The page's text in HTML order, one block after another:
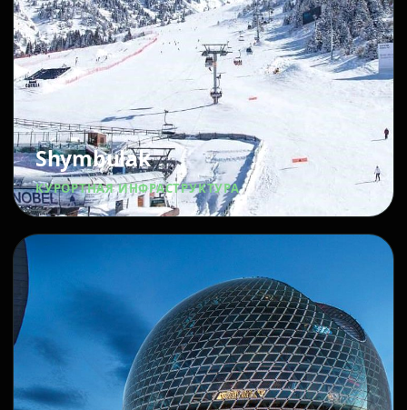
Shymbulak
КУРОРТНАЯ ИНФРАСТРУКТУРА